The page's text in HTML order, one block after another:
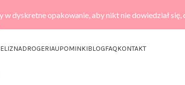
dyskretne opakowanie, aby nikt nie dowiedział się,
DROGERIAUPOMINKIBLOGFAQKONTAKT